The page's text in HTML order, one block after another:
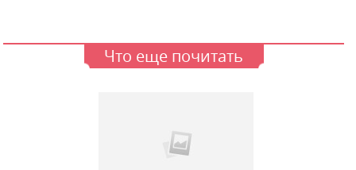
Что еще почитать